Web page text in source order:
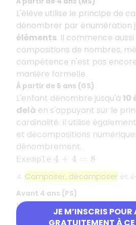
JE M’INSCRIS POUR
GRATUITEMENT À
L'élève utilise le principe de
dénombrer par énumération
éléments. Il commence
compositions de nombres,
compétence n'est pas
manière formelle.
À partir de 5 ans (GS)
L'enfant dénombre jusqu'à 10
delà en s'appuyant sur le
cardinalité. Il utilise
et décompositions
dénombrement.
Exemple 4 4 =8
4. Composer, décomposer et
Avant 4 ans (PS)
L'enfant compose et
3 et parfois 4. Il verbalise des